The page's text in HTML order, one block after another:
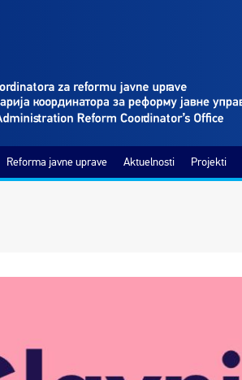
Reforma javne uprave Aktuelnosti Projekti